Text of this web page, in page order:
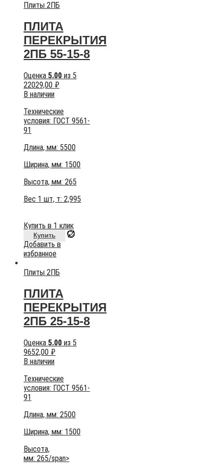
Плиты 2ПБ
ПЛИТА
ПЕРЕКРЫТИЯ
2ПБ 55-15-8
Оценка 5.00 из 5
22029,00 ₽
В наличии
Технические
условия: ГОСТ 9561-
91
Длина, мм: 5500
Ширина, мм: 1500
Высота, мм: 265
Вес 1 шт, т: 2,995
Купить в 1 клик
Купить
Добавить в
избранное
Плиты 2ПБ
ПЛИТА
ПЕРЕКРЫТИЯ
2ПБ 25-15-8
Оценка 5.00 из 5
9652,00 ₽
В наличии
Технические
условия: ГОСТ 9561-
91
Длина, мм: 2500
Ширина, мм: 1500
Высота,
мм: 265/span>